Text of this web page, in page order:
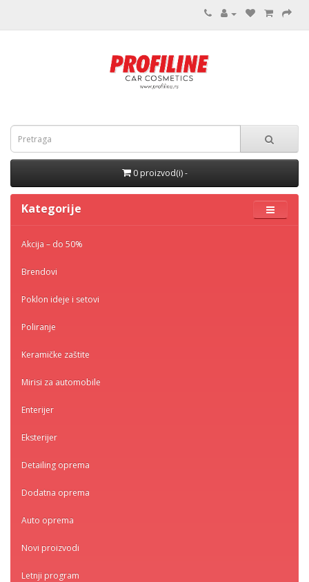
0 proizvod(i) -
Kategorije
Akcija – do 50%
Brendovi
Poklon ideje i setovi
Poliranje
Keramičke zaštite
Mirisi za automobile
Enterijer
Eksterijer
Detailing oprema
Dodatna oprema
Auto oprema
Novi proizvodi
Letnji program